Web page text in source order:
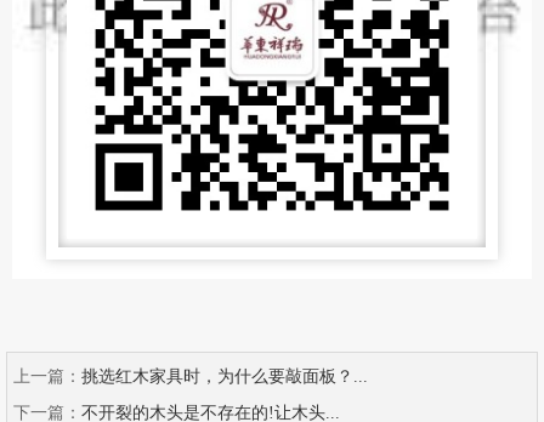
上一篇： 挑选红木家具时，为什么要敲面板？...
下一篇： 不开裂的木头是不存在的!让木头...